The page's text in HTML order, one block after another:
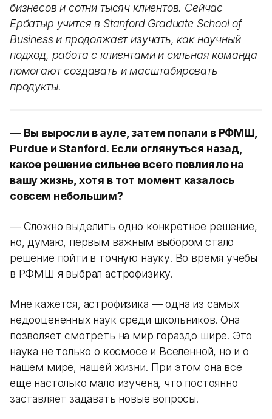
бизнесов и сотни тысяч клиентов. Сейчас
Ербатыр учится в Stanford Graduate School of
Business и продолжает изучать, как научный
подход, работа с клиентами и сильная команда
помогают создавать и масштабировать
продукты.
— Вы выросли в ауле, затем попали в РФМШ,
Purdue и Stanford. Если оглянуться назад,
какое решение сильнее всего повлияло на
вашу жизнь, хотя в тот момент казалось
совсем небольшим?
— Сложно выделить одно конкретное решение,
но, думаю, первым важным выбором стало
решение пойти в точную науку. Во время учебы
в РФМШ я выбрал астрофизику.
Мне кажется, астрофизика — одна из самых
недооцененных наук среди школьников. Она
позволяет смотреть на мир гораздо шире. Это
наука не только о космосе и Вселенной, но и о
нашем мире, нашей жизни. При этом она все
еще настолько мало изучена, что постоянно
заставляет задавать новые вопросы.